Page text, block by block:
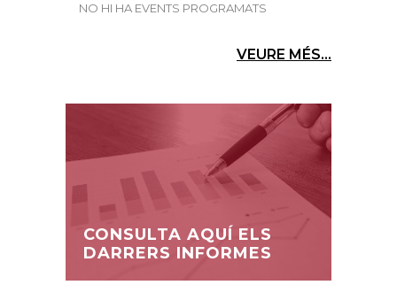
NO HI HA EVENTS PROGRAMATS
VEURE MÉS...
CONSULTA AQUÍ ELS
DARRERS INFORMES